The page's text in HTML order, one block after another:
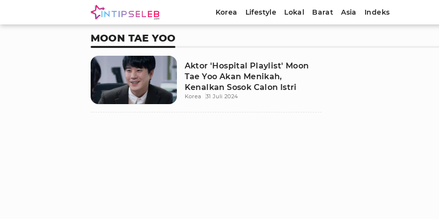
Korea Lifestyle Lokal Barat Asia Indeks
MOON TAE YOO
Aktor 'Hospital Playlist' Moon
Tae Yoo Akan Menikah,
Kenalkan Sosok Calon Istri
Korea 31 Juli 2024